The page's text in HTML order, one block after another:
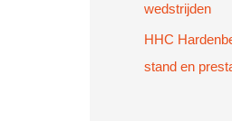
wedstrijden
HHC
stand en